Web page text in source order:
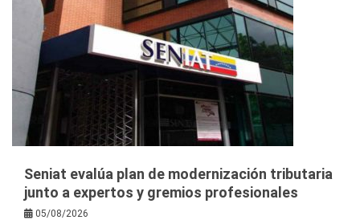
Seniat evalúa plan de modernización tributaria
junto a expertos y gremios profesionales
05/08/2026